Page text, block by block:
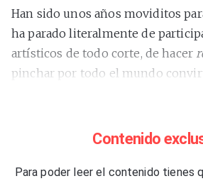
Han sido unos años moviditos
ha parado literalmente de
artísticos de todo corte, de hacer
pinchar por todo el mundo
de debut en 2019, y con la
para el “Future Nostalgia” (2020)
Contenido
Para poder leer el contenido tienes